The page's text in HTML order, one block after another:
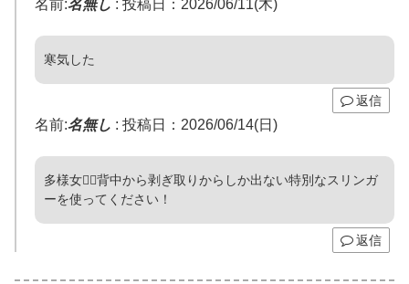
名前:名無し : 投稿日：2026/06/11(木)
寒気した
返信
名前:名無し : 投稿日：2026/06/14(日)
多様女💁‍♀️背中から剥ぎ取りからしか出ない特別なスリンガ
ーを使ってください！
返信